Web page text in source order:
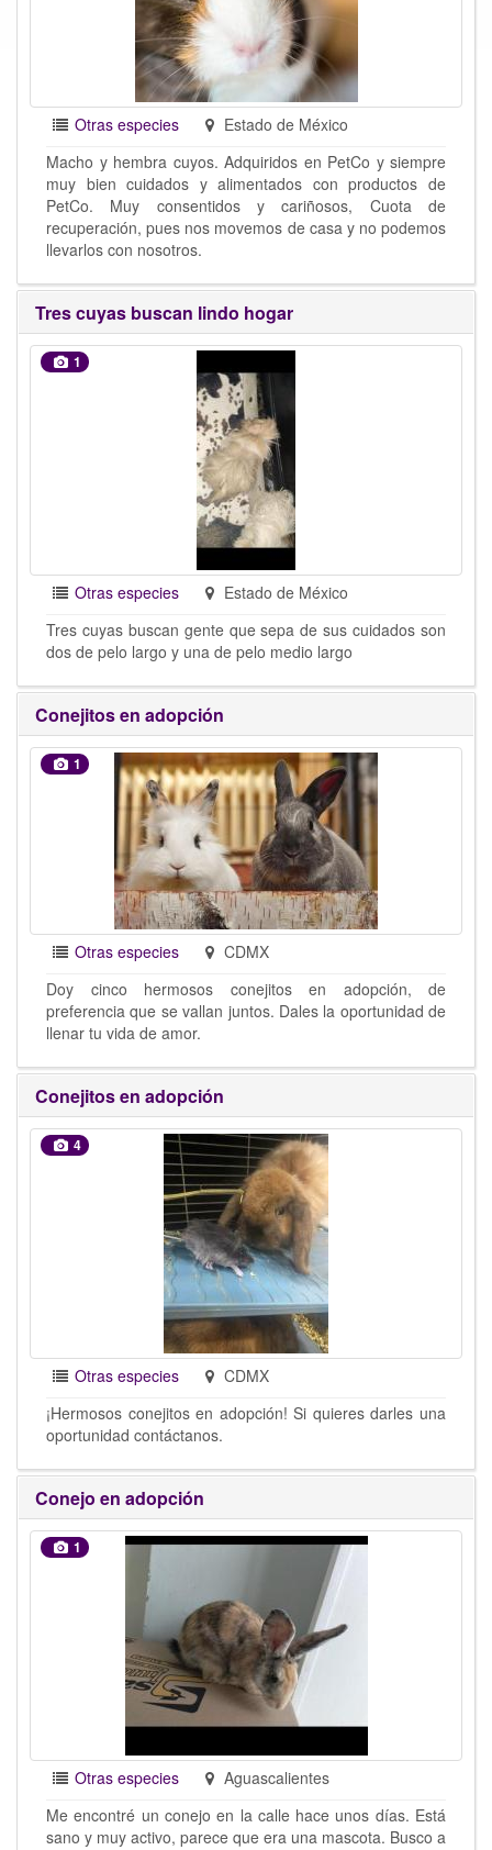
Otras especies
Estado de México
Macho y hembra cuyos. Adquiridos en PetCo y siempre
muy bien cuidados y alimentados con productos de
PetCo. Muy consentidos y cariñosos, Cuota de
recuperación, pues nos movemos de casa y no podemos
llevarlos con nosotros.
Tres cuyas buscan lindo hogar
1
Otras especies
Estado de México
Tres cuyas buscan gente que sepa de sus cuidados son
dos de pelo largo y una de pelo medio largo
Conejitos en adopción
1
Otras especies
CDMX
Doy cinco hermosos conejitos en adopción, de
preferencia que se vallan juntos. Dales la oportunidad de
llenar tu vida de amor.
Conejitos en adopción
4
Otras especies
CDMX
¡Hermosos conejitos en adopción! Si quieres darles una
oportunidad contáctanos.
Conejo en adopción
1
Otras especies
Aguascalientes
Me encontré un conejo en la calle hace unos días. Está
sano y muy activo, parece que era una mascota. Busco a